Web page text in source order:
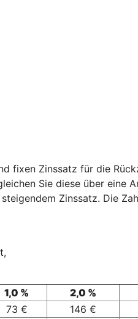
fixen Zinssatz für die
Sie diese über eine
Zinssatz. Die
1,0 % 2,0 %
73 € 146 €